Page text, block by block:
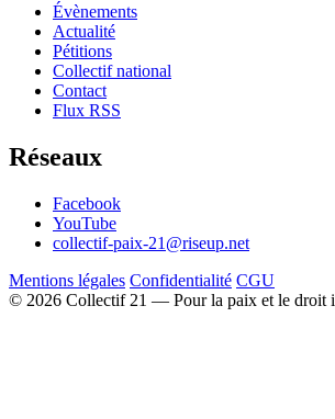
Évènements
Actualité
Pétitions
Collectif national
Contact
Flux RSS
Réseaux
Facebook
YouTube
collectif-paix-21@riseup.net
Mentions légales Confidentialité CGU
© 2026 Collectif 21 — Pour la paix et le droit